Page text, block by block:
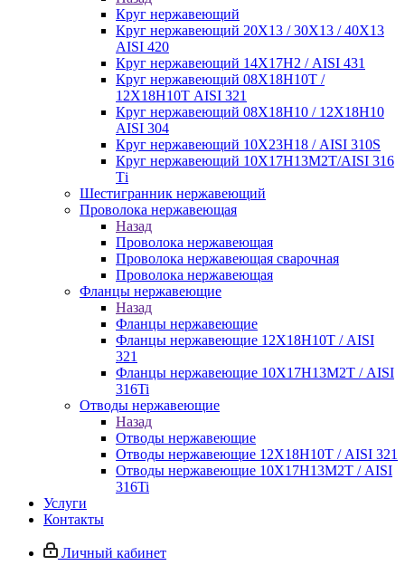
Круг нержавеющий
Круг нержавеющий 20Х13 / 30Х13 / 40Х13
AISI 420
Круг нержавеющий 14Х17Н2 / AISI 431
Круг нержавеющий 08Х18Н10Т /
12Х18Н10Т AISI 321
Круг нержавеющий 08Х18Н10 / 12Х18Н10
AISI 304
Круг нержавеющий 10Х23Н18 / AISI 310S
Круг нержавеющий 10Х17Н13М2Т/AISI 316
Тi
Шестигранник нержавеющий
Проволока нержавеющая
Назад
Проволока нержавеющая
Проволока нержавеющая сварочная
Проволока нержавеющая
Фланцы нержавеющие
Назад
Фланцы нержавеющие
Фланцы нержавеющие 12Х18Н10Т / AISI
321
Фланцы нержавеющие 10Х17Н13М2Т / AISI
316Ti
Отводы нержавеющие
Назад
Отводы нержавеющие
Отводы нержавеющие 12Х18Н10Т / AISI 321
Отводы нержавеющие 10Х17Н13М2Т / AISI
316Ti
Услуги
Контакты
Личный кабинет